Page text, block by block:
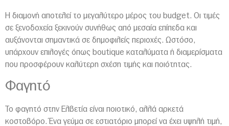
Η διαμονή αποτελεί το μεγαλύτερο μέρος του budget. Οι τιμές
σε ξενοδοχεία ξεκινούν συνήθως από μεσαία επίπεδα και
αυξάνονται σημαντικά σε δημοφιλείς περιοχές. Ωστόσο,
υπάρχουν επιλογές όπως boutique καταλύματα ή διαμερίσματα
που προσφέρουν καλύτερη σχέση τιμής και ποιότητας.
Φαγητό
Το φαγητό στην Ελβετία είναι ποιοτικό, αλλά αρκετά
κοστοβόρο. Ένα γεύμα σε εστιατόριο μπορεί να έχει υψηλή τιμή,